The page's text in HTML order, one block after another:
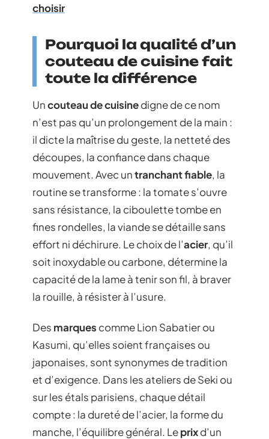
choisir
Pourquoi la qualité d’un
couteau de cuisine fait
toute la différence
Uncouteau de cuisinedigne de ce nom
n’est pas qu’un prolongement de la main :
il dicte la maîtrise du geste, la netteté des
découpes, la confiance dans chaque
mouvement. Avec untranchant fiable, la
routine se transforme : la tomate s’ouvre
sans résistance, la ciboulette tombe en
fines rondelles, la viande se détaille sans
effort ni déchirure. Le choix de l’acier, qu’il
soit inoxydable ou carbone, détermine la
capacité de la lame à tenir son fil, à braver
la rouille, à résister à l’usure.
Des marques comme Lion Sabatier ou
Kasumi, qu’elles soient françaises ou
japonaises, sont synonymes de tradition
et d’exigence. Dans les ateliers de Seki ou
sur les étals parisiens, chaque détail
compte : la dureté de l’acier, la forme du
manche, l’équilibre général. Leprixd’un